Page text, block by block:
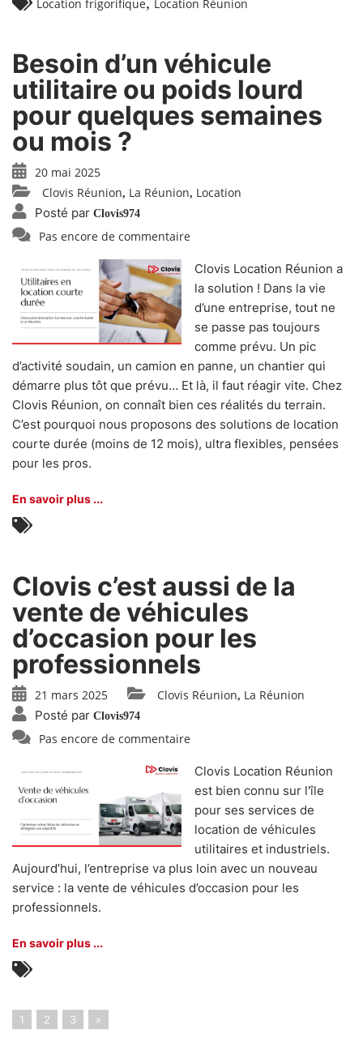
Location frigorifique Location Réunion
Besoin d’un véhicule
utilitaire ou poids lourd
pour quelques semaines
ou mois ?
20 mai 2025
Clovis Réunion, La Réunion, Location
Posté par Clovis974
Pas encore de commentaire
Clovis Location Réunion a
la solution ! Dans la vie
d’une entreprise, tout ne
se passe pas toujours
comme prévu. Un pic
d’activité soudain, un camion en panne, un chantier qui
démarre plus tôt que prévu… Et là, il faut réagir vite. Chez
Clovis Réunion, on connaît bien ces réalités du terrain.
C’est pourquoi nous proposons des solutions de location
courte durée (moins de 12 mois), ultra flexibles, pensées
pour les pros.
En savoir plus ...
Clovis c’est aussi de la
vente de véhicules
d’occasion pour les
professionnels
21 mars 2025 Clovis Réunion, La Réunion
Posté par Clovis974
Pas encore de commentaire
Clovis Location Réunion
est bien connu sur l'île
pour ses services de
location de véhicules
utilitaires et industriels.
Aujourd’hui, l’entreprise va plus loin avec un nouveau
service : la vente de véhicules d’occasion pour les
professionnels.
En savoir plus ...
1 2 3 »